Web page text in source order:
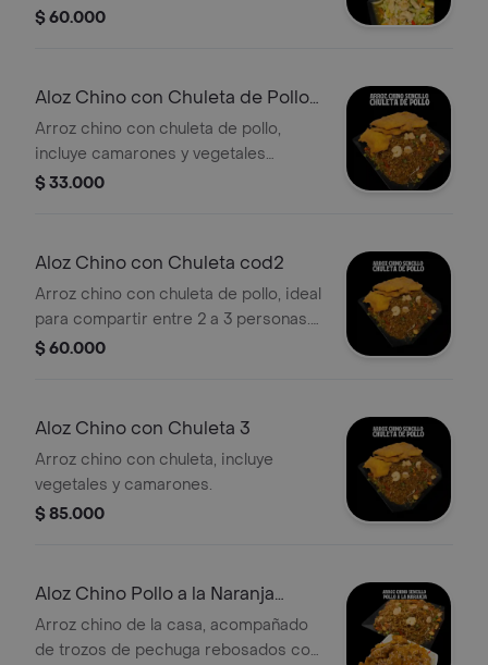
personas.
$ 60.000
Aloz Chino con Chuleta de Pollo
Personal
Arroz chino con chuleta de pollo,
incluye camarones y vegetales
mixtos.
$ 33.000
Aloz Chino con Chuleta cod2
Arroz chino con chuleta de pollo, ideal
para compartir entre 2 a 3 personas.
Incluye vegetales y camarones.
$ 60.000
Aloz Chino con Chuleta 3
Arroz chino con chuleta, incluye
vegetales y camarones.
$ 85.000
Aloz Chino Pollo a la Naranja
cod2
Arroz chino de la casa, acompañado
de trozos de pechuga rebosados con